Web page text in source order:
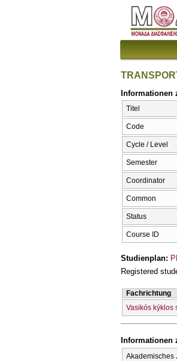
Informationen
Titel
Code
Cycle / Level
Semester
Coordinator
Common
Status
Course ID
Studienplan:
Registered
Fachrichtung
Vasikós kýklos
Informationen
Akademisches